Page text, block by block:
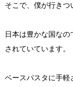
そこで、僕が行きつ
日本は豊かな国な
されていています。
ベースパスタに手軽